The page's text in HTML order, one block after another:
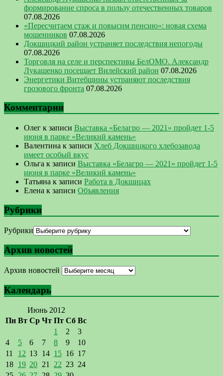
формирование спроса в пользу отечественных товаров
07.08.2026
«Пересчитаем стаж и повысим пенсию»: новая схема
мошенников 07.08.2026
Докшицкий район устраняет последствия непогоды
07.08.2026
Торговля на селе и перспективы БелОМО. Александр
Лукашенко посещает Вилейский район 07.08.2026
Энергетики Витебщины устраняют последствия
грозового фронта 07.08.2026
Комментарии
Олег к записи Выставка «Белагро — 2021» пройдет 1-5
июня в парке «Великий камень»
Валентина к записи Хлеб Докшицкого хлебозавода
имеет особый вкус
Ольга к записи Выставка «Белагро — 2021» пройдет 1-5
июня в парке «Великий камень»
Татьяна к записи Работа в Докшицах
Елена к записи Объявления
Рубрики
Рубрики
Архив новостей
Архив новостей
Календарь
Июнь 2012
Пн Вт Ср Чт Пт Сб Вс
1 2
3
4
5 6 7 8 9
10
11
12 13 14 15 16 17
18 19 20 21 22 23 24